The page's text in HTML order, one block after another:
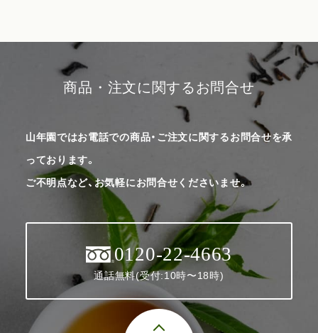
商品・注文に関するお問合せ
山年園ではお電話での商品・ご注文に関するお問合せを承
っております。
ご不明点など、お気軽にお問合せくださいませ。
0120-22-4663
通話無料(受付:10時〜18時)